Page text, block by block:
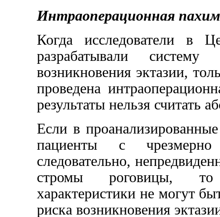
Интраоперационная
Когда исследователи в
разрабатывали
возникновения эктазии,
проведена
результаты нельзя считать
Если в
пациенты с
следовательно,
стромы роговицы, то
характеристики не могут
риска возникновения